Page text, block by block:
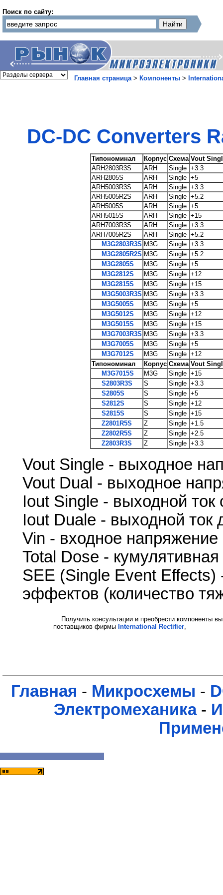
Поиск по сайту:
Главная страница> Компоненты >
DC-DC Converters
Типономинал Корпус Схема Vout
ARH2803R3S
ARH Single +3.3
ARH2805S
ARH Single +5
ARH5003R3S
ARH Single +3.3
ARH5005R2S
ARH Single +5.2
ARH5005S
ARH Single +5
ARH5015S
ARH Single +15
ARH7003R3S
ARH Single +3.3
ARH7005R2S
ARH Single +5.2
M3G2803R3S M3G Single +3.3
M3G2805R2S M3G Single +5.2
M3G2805S
M3G Single +5
M3G2812S
M3G Single +12
M3G2815S
M3G Single +15
M3G5003R3S M3G Single +3.3
M3G5005S
M3G Single +5
M3G5012S
M3G Single +12
M3G5015S
M3G Single +15
M3G7003R3S M3G Single +3.3
M3G7005S
M3G Single +5
M3G7012S
M3G Single +12
Типономинал
Корпус Схема Vout
M3G7015S
M3G Single +15
S2803R3S
S Single +3.3
S2805S
S Single +5
S2812S
S Single +12
S2815S
S Single +15
Z2801R5S
Z Single +1.5
Z2802R5S
Z Single +2.5
Z2803R3S
Z Single +3.3
Vout Single - выходное
Vout Dual - выходное
Iout Single - выходной ток
Iout Duale - выходной ток
Vin - входное напряжение
Total Dose -
SEE (Single Event
эффектов (количество
Получить консультации и преобрести компоненты
поставщиков фирмы International Rectifier
Главная - Микросхемы -
Электромеханика-